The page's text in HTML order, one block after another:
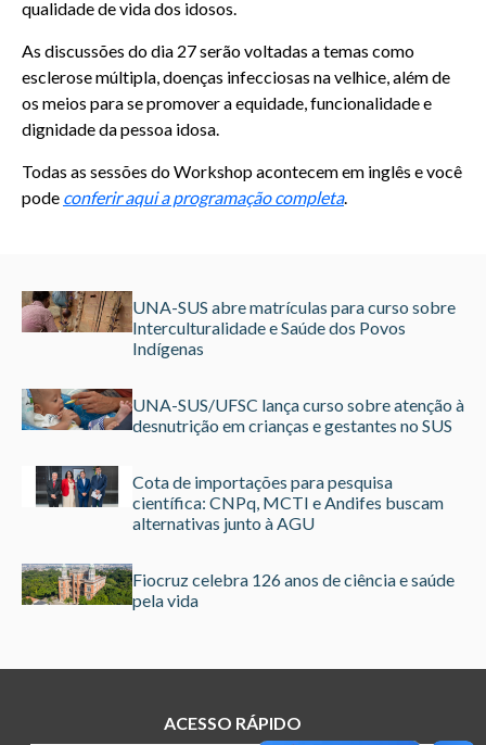
qualidade de vida dos idosos.
As discussões do dia 27 serão voltadas a temas como
esclerose múltipla, doenças infecciosas na velhice, além de
os meios para se promover a equidade, funcionalidade e
dignidade da pessoa idosa.
Todas as sessões do Workshop acontecem em inglês e você
pode conferir aqui a programação completa.
UNA-SUS abre matrículas para curso sobre
Interculturalidade e Saúde dos Povos
Indígenas
UNA-SUS/UFSC lança curso sobre atenção à
desnutrição em crianças e gestantes no SUS
Cota de importações para pesquisa
científica: CNPq, MCTI e Andifes buscam
alternativas junto à AGU
Fiocruz celebra 126 anos de ciência e saúde
pela vida
ACESSO RÁPIDO